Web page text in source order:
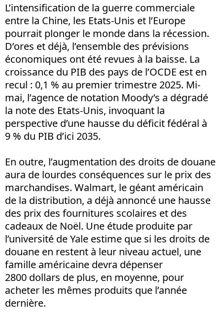
L’intensification de la guerre commerciale
entre la Chine, les Etats-Unis et l’Europe
pourrait plonger le monde dans la récession.
D’ores et déjà, l’ensemble des prévisions
économiques ont été revues à la baisse. La
croissance du PIB des pays de l’OCDE est en
recul : 0,1 % au premier trimestre 2025. Mi-
mai, l’agence de notation Moody’s a dégradé
la note des Etats-Unis, invoquant la
perspective d’une hausse du déficit fédéral à
9 % du PIB d’ici 2035.
En outre, l’augmentation des droits de douane
aura de lourdes conséquences sur le prix des
marchandises. Walmart, le géant américain
de la distribution, a déjà annoncé une hausse
des prix des fournitures scolaires et des
cadeaux de Noël. Une étude produite par
l’université de Yale estime que si les droits de
douane en restent à leur niveau actuel, une
famille américaine devra dépenser
2800 dollars de plus, en moyenne, pour
acheter les mêmes produits que l’année
dernière.